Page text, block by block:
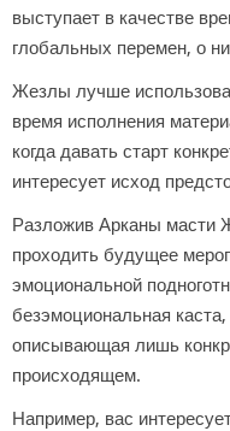
выступает в качестве
глобальных перемен, о
Жезлы лучше
время исполнения
когда давать старт
интересует исход
Разложив Арканы масти
проходить будущее
эмоциональной
безэмоциональная
описывающая лишь
происходящем.
Например, вас